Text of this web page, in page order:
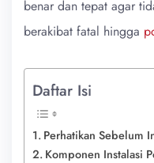
benar dan tepat agar
berakibat fatal hingga
Daftar Isi
Perhatikan Sebelum
Komponen Instalasi